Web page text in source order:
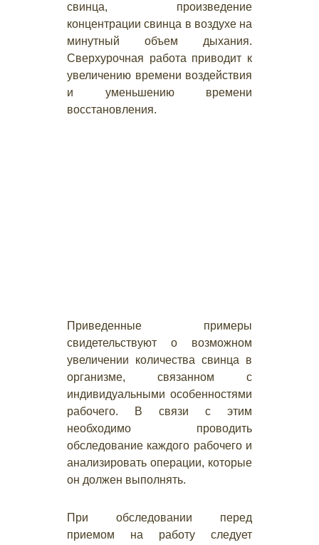
свинца, произведение
концентрации свинца в воздухе на
минутный объем дыхания.
Сверхурочная работа приводит к
увеличению времени воздействия
и уменьшению времени
восстановления.
Приведенные примеры
свидетельствуют о возможном
увеличении количества свинца в
организме, связанном с
индивидуальными особенностями
рабочего. В связи с этим
необходимо проводить
обследование каждого рабочего и
анализировать операции, которые
он должен выполнять.
При обследовании перед
приемом на работу следует